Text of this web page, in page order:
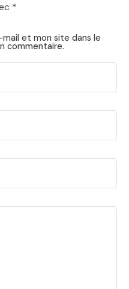
*
et mon site dans le
commentaire.